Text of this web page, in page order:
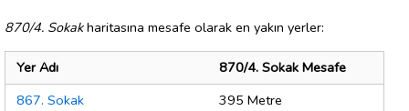
870/4. Sokakharitasına mesafe olarak en yakın yerler:
Yer Adı
870/4. Sokak Mesafe
867. Sokak
395 Metre